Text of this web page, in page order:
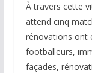
À travers cette
attend cinq
rénovations ont
footballeurs,
façades,